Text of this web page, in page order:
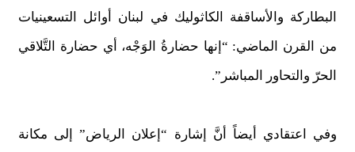
البطاركة والأساقفة الكاثوليك في لبنان أوائل التسعينيات
من القرن الماضي: “إنها حضارةُ الوَجْه، أي حضارة التَّلاقي
الحرّ والتحاور المباشر”.
وفي اعتقادي أيضاً أنَّ إشارة “إعلان الرياض” إلى مكانة